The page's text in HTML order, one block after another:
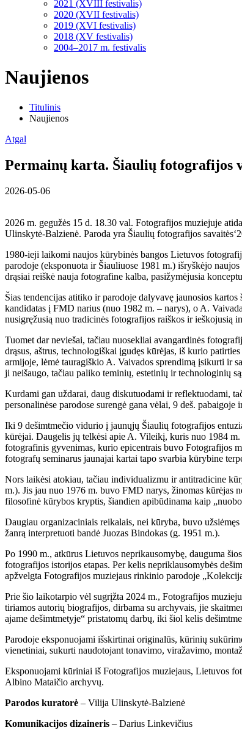
2021 (XVIII festivalis)
2020 (XVII festivalis)
2019 (XVI festivalis)
2018 (XV festivalis)
2004–2017 m. festivalis
Naujienos
Titulinis
Naujienos
Atgal
Permainų karta. Šiaulių fotografijos
2026-05-06
2026 m. gegužės 15 d. 18.30 val. Fotografijos muziejuje
Ulinskytė-Balzienė. Paroda yra Šiaulių fotografijos
1980-ieji laikomi naujos kūrybinės bangos Lietuvos
parodoje (eksponuota ir Šiauliuose 1981 m.) išryškėjo
drąsiai reiškė nauja fotografine kalba, pasižymėjusia
Šias tendencijas atitiko ir parodoje dalyvavę jaunosios
kandidatas į FMD narius (nuo 1982 m. – narys), o A.
nusigręžusią nuo tradicinės fotografijos raiškos ir
Tuomet dar neviešai, tačiau nuosekliai avangardinės
drąsus, aštrus, technologiškai įgudęs kūrėjas, iš kurio
armijoje, lėmė tauragiškio A. Vaivados sprendimą įsikurti ir
ji neišaugo, tačiau paliko teminių, estetinių ir technologinių
Kurdami gan uždarai, daug diskutuodami ir reflektuodami,
personalinėse parodose surengė gana vėlai, 9 deš. pabaigoje
Iki 9 dešimtmečio vidurio į jaunųjų Šiaulių fotografijos
kūrėjai. Daugelis jų telkėsi apie A. Vileikį, kuris nuo 1984
fotografinis gyvenimas, kurio epicentrais buvo Fotografijos
fotografų seminarus jaunajai kartai tapo svarbia kūrybine
Nors laikėsi atokiau, tačiau individualizmu ir antitradicine
m.). Jis jau nuo 1976 m. buvo FMD narys, žinomas kūrėjas
filosofinė kūrybos kryptis, šiandien apibūdinama kaip
Daugiau organizaciniais reikalais, nei kūryba, buvo
žanrą interpretuoti bandė Juozas Bindokas (g. 1951 m.).
Po 1990 m., atkūrus Lietuvos neprikausomybę, dauguma
fotografijos istorijos etapas. Per kelis nepriklausomybės
apžvelgta Fotografijos muziejaus rinkinio parodoje
Prie šio laikotarpio vėl sugrįžta 2024 m., Fotografijos
tiriamos autorių biografijos, dirbama su archyvais, jie
ajame dešimtmetyje“ pristatomų darbų, iki šiol kelis
Parodoje eksponuojami išskirtinai originalūs, kūrinių
vienetiniai, sukurti naudotojant tonavimo, viražavimo,
Eksponuojami kūriniai iš Fotografijos muziejaus, Lietuvos
Albino Mataičio archyvų.
Parodos kuratorė – Vilija Ulinskytė-Balzienė
Komunikacijos dizaineris – Darius Linkevičius